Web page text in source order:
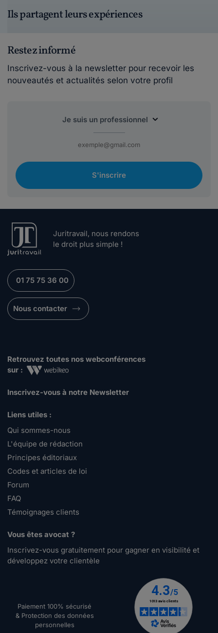
Ils partagent leurs expériences
Restez informé
Inscrivez-vous à la newsletter pour recevoir les
nouveautés et actualités selon votre profil
S'inscrire
Juritravail, nous rendons
le droit plus simple !
01 75 75 36 00
Nous contacter
Retrouvez toutes nos webconférences
sur :
Inscrivez-vous à notre Newsletter
Liens utiles :
Qui sommes-nous
L'équipe de rédaction
Principes éditoriaux
Codes et articles de loi
Forum
FAQ
Témoignages clients
Vous êtes avocat ?
Inscrivez-vous gratuitement pour gagner en visibilité et
développez votre clientèle
Paiement 100% sécurisé
& Protection des données
personnelles